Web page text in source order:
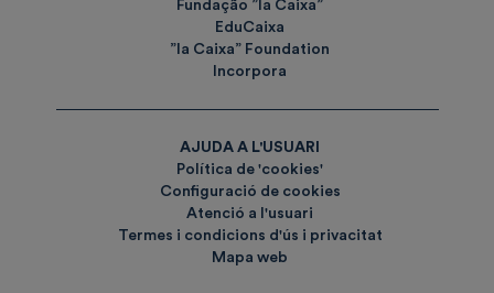
Fundação ”la Caixa”
EduCaixa
”la Caixa” Foundation
Incorpora
AJUDA A L'USUARI
Política de 'cookies'
Configuració de cookies
Atenció a l'usuari
Termes i condicions d'ús i privacitat
Mapa web